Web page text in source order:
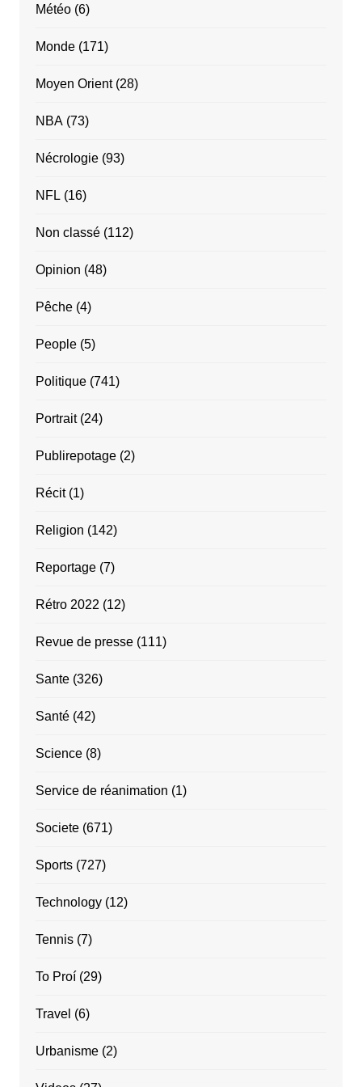
Météo(6)
Monde(171)
Moyen Orient(28)
NBA(73)
Nécrologie(93)
NFL (16)
Non classé(112)
Opinion (48)
Pêche(4)
People(5)
Politique(741)
Portrait(24)
Publirepotage(2)
Récit(1)
Religion (142)
Reportage(7)
Rétro 2022 (12)
Revue de presse(111)
Sante(326)
Santé(42)
Science(8)
Service de réanimation (1)
Societe(671)
Sports(727)
Technology(12)
Tennis(7)
To Proí(29)
Travel (6)
Urbanisme(2)